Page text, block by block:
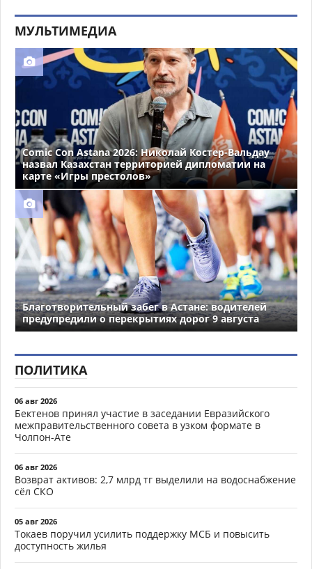
МУЛЬТИМЕДИА
Comic Con Astana 2026: Николай Костер-Вальдау
назвал Казахстан территорией дипломатии на
карте «Игры престолов»
Благотворительный забег в Астане: водителей
предупредили о перекрытиях дорог 9 августа
ПОЛИТИКА
06 авг 2026
Бектенов принял участие в заседании Евразийского
межправительственного совета в узком формате в
Чолпон-Ате
06 авг 2026
Возврат активов: 2,7 млрд тг выделили на водоснабжение
сёл СКО
05 авг 2026
Токаев поручил усилить поддержку МСБ и повысить
доступность жилья